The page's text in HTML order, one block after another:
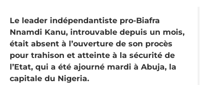
Le leader indépendantiste pro-Biafra
Nnamdi Kanu, introuvable depuis un mois,
était absent à l’ouverture de son procès
pour trahison et atteinte à la sécurité de
l’Etat, qui a été ajourné mardi à Abuja, la
capitale du Nigeria.